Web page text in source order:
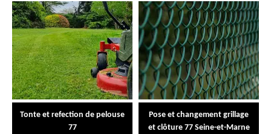
Tonte et refection de pelouse
77
Pose et changement grillage
et clôture 77 Seine-et-Marne